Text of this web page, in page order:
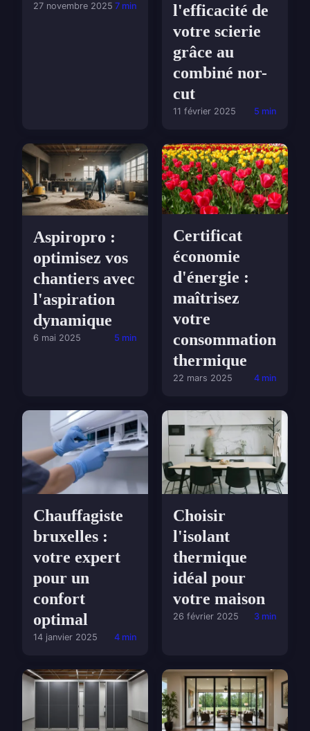
27 novembre 2025 7 min
l'efficacité de
votre scierie
grâce au
combiné nor-
cut
11 février 2025 5 min
Aspiropro :
optimisez vos
chantiers avec
l'aspiration
dynamique
6 mai 2025 5 min
Certificat
économie
d'énergie :
maîtrisez
votre
consommation
thermique
22 mars 2025 4 min
Chauffagiste
bruxelles :
votre expert
pour un
confort
optimal
14 janvier 2025 4 min
Choisir
l'isolant
thermique
idéal pour
votre maison
26 février 2025 3 min